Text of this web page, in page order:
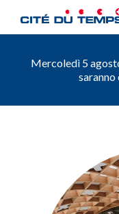
Mercoledì 5
saranno